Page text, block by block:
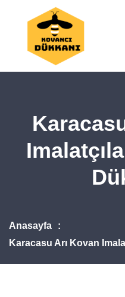
Anasayfa
Karacasu Arı Kovan